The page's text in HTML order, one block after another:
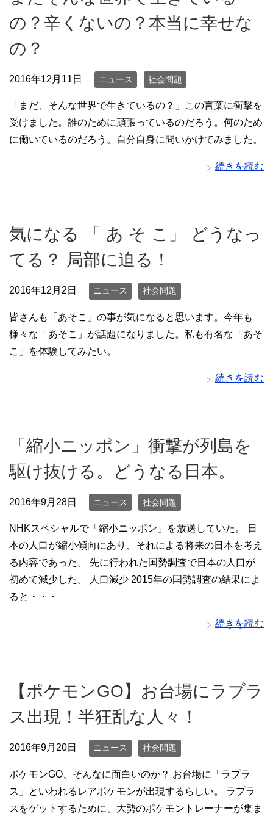
の？辛くないの？本当に幸せな
の？
2016年12月11日 ニュース 社会問題
「まだ、そんな世界で生きているの？」この言葉に衝撃を
受けました。誰のために頑張っているのだろう。何のため
に働いているのだろう。自分自身に問いかけてみました。
続きを読む
気になる 「 あ そ こ」 どうなっ
てる？ 局部に迫る！
2016年12月2日 ニュース 社会問題
皆さんも「あそこ」の事が気になると思います。今年も
様々な「あそこ」が話題になりました。私も有名な「あそ
こ」を体験してみたい。
続きを読む
「縮小ニッポン」衝撃が列島を
駆け抜ける。どうなる日本。
2016年9月28日 ニュース 社会問題
NHKスペシャルで「縮小ニッポン」を放送していた。 日
本の人口が縮小傾向にあり、それによる将来の日本を考え
る内容であった。 先に行われた国勢調査で日本の人口が
初めて減少した。 人口減少 2015年の国勢調査の結果によ
ると・・・
続きを読む
【ポケモンGO】お台場にラプラ
ス出現！半狂乱な人々！
2016年9月20日 ニュース 社会問題
ポケモンGO、そんなに面白いのか？ お台場に「ラプラ
ス」といわれるレアポケモンが出現するらしい。 ラプラ
スをゲットするために、大勢のポケモントレーナーが集ま